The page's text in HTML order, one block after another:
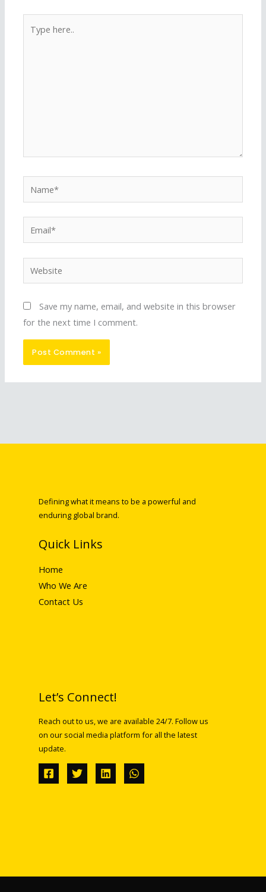
here..
Website
Save my name, email, and website in this browser
for the next time I comment.
Defining what it means to be a powerful and
enduring global brand.
Quick Links
Home
Who We Are
Contact Us
Let’s Connect!
Reach out to us, we are available 24/7. Follow us
on our social media platform for all the latest
update.